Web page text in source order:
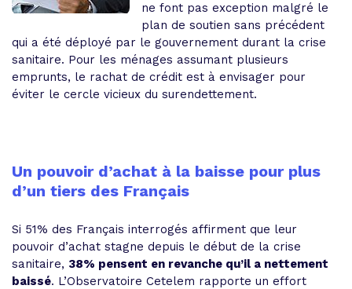
ne font pas exception malgré le
plan de soutien sans précédent
qui a été déployé par le gouvernement durant la crise
sanitaire. Pour les ménages assumant plusieurs
emprunts, le rachat de crédit est à envisager pour
éviter le cercle vicieux du surendettement.
Un pouvoir d’achat à la baisse pour plus
d’un tiers des Français
Si 51% des Français interrogés affirment que leur
pouvoir d’achat stagne depuis le début de la crise
sanitaire, 38% pensent en revanche qu’il a nettement
baissé. L’Observatoire Cetelem rapporte un effort